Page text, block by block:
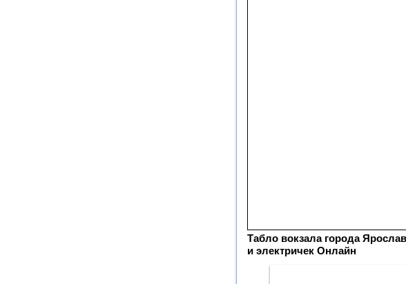
Табло вокзала города
и электричек Онлайн